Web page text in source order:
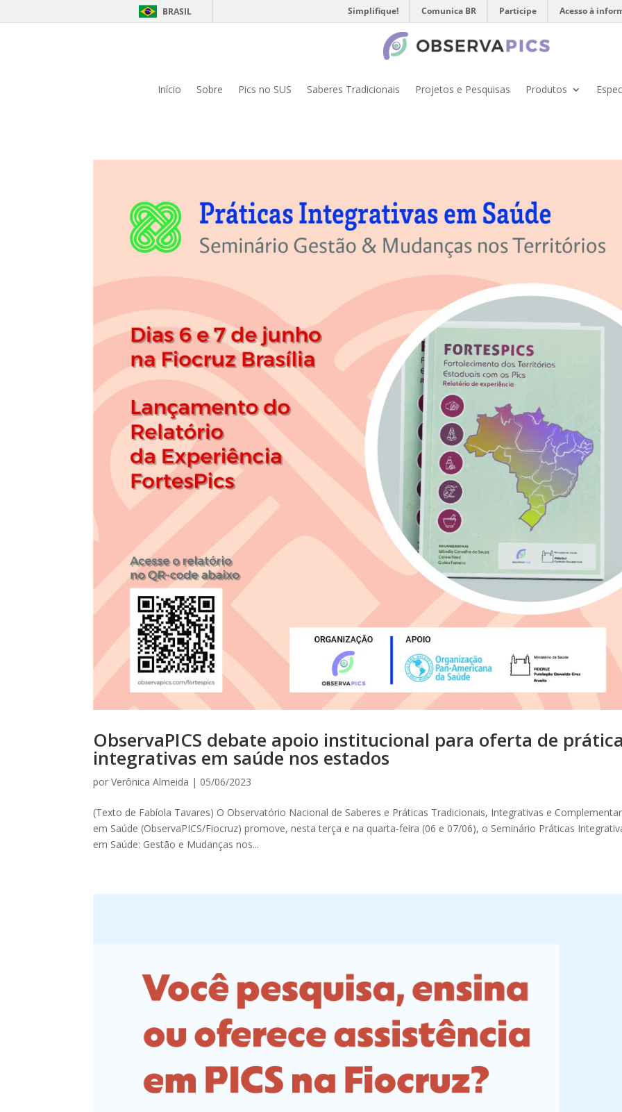
BRASIL Simplifique! Comunica BR Participe Acesso à
Início Sobre Pics no SUS Saberes Tradicionais Projetos e Pesquisas Produtos
ObservaPICS debate apoio institucional para oferta de
integrativas em saúde nos estados
porVerônica Almeida | 05/06/2023
(Texto de Fabíola Tavares) O Observatório Nacional de Saberes e Práticas Tradicionais, Integrativas e
em Saúde (ObservaPICS/Fiocruz) promove, nesta terça e na quarta-feira (06 e 07/06), o Seminário Práticas
em Saúde: Gestão e Mudanças nos...